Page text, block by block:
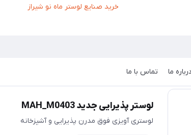
درباره ما تماس با ما
لوستر پذیرایی جدید MAH_M0403
لوستری آویزی فوق مدرن پذیرایی و آشپزخانه